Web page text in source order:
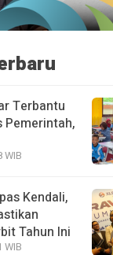
Terbantu
Pemerintah,
WIB
Kendali,
Tahun Ini
WIB